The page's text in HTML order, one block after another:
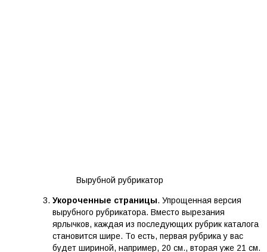
Вырубной рубрикатор
Укороченные страницы. Упрощенная версия
вырубного рубрикатора. Вместо вырезания
ярлычков, каждая из последующих рубрик каталога
становится шире. То есть, первая рубрика у вас
будет шириной, например, 20 см., вторая уже 21 см.